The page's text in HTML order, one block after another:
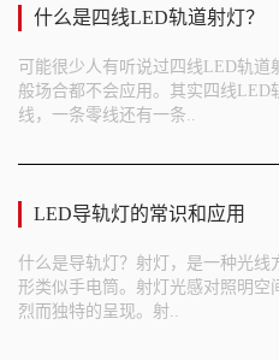
什么是四线LED轨道射灯？
可能很少人有听说过四线LED轨
般场合都不会应用。其实四线LED
线，一条零线还有一条..
LED导轨灯的常识和应用
什么是导轨灯？射灯，是一种光线
形类似手电筒。射灯光感对照明空
烈而独特的呈现。射..